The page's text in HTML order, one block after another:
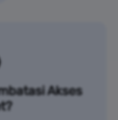
Akses